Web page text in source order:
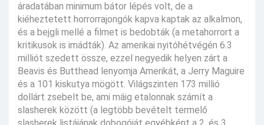
áradatában minimum bátor lépés volt, de a
kiéheztetett horrorrajongók kapva kaptak az alkalmon,
és a bejgli mellé a filmet is bedobták (a metahorrort a
kritikusok is imádták). Az amerikai nyitóhétvégén 6.3
milliót szedett össze, ezzel negyedik helyen zárt a
Beavis és Butthead lenyomja Amerikát, a Jerry Maguire
és a 101 kiskutya mögött. Világszinten 173 millió
dollárt zsebelt be, ami máig etalonnak számít a
slasherek között (a legtöbb bevételt termelő